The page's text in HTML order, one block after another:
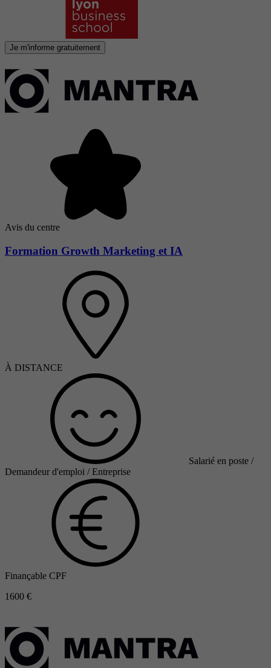
Je m'informe gratuitement
Avis du centre
Formation Growth Marketing et IA
À DISTANCE
Salarié en poste /
Demandeur d'emploi / Entreprise
Finançable CPF
1600 €